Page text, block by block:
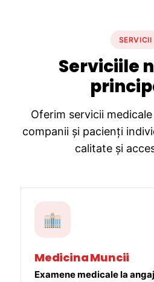
SERVICII
Serviciile
Oferim servicii
companii și pacienți
calitate și
Medicina Muncii
Examene medicale la